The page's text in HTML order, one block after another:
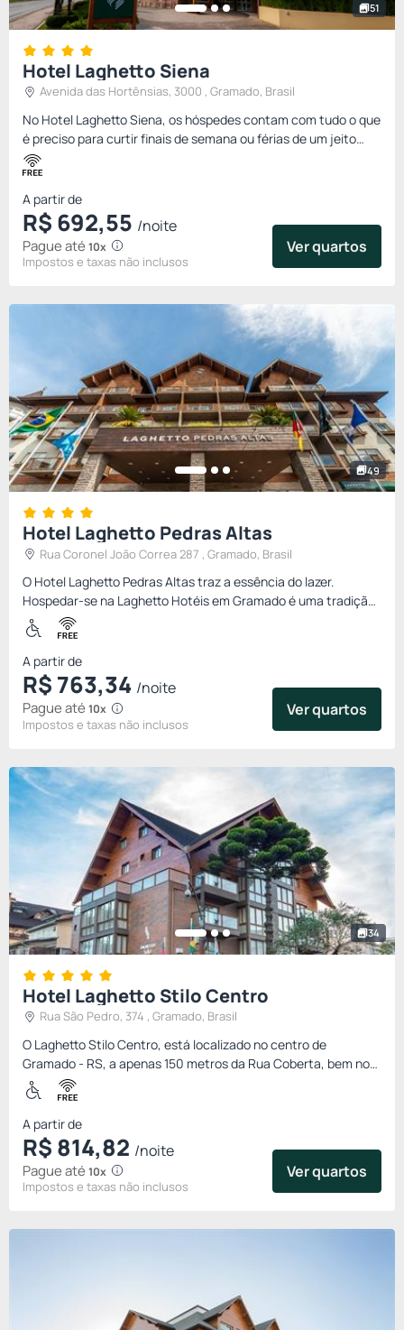
51
Hotel Laghetto Siena
Avenida das Hortênsias, 3000 , Gramado, Brasil
No Hotel Laghetto Siena, os hóspedes contam com tudo o que
é preciso para curtir finais de semana ou férias de um jeito
confortável e sofisticado, digno dos grandes artistas da sét...
A partir de
R$ 692,55 /noite
Impostos e taxas não inclusos
Pague até 10x Ver quartos
49
Hotel Laghetto Pedras Altas
Rua Coronel João Correa 287 , Gramado, Brasil
O Hotel Laghetto Pedras Altas traz a essência do lazer.
Hospedar-se na Laghetto Hotéis em Gramado é uma tradição
para milhares de famílias que visitam a cidade, primamos pela
quali...
A partir de
R$ 763,34 /noite
Impostos e taxas não inclusos
Pague até 10x Ver quartos
34
Hotel Laghetto Stilo Centro
Rua São Pedro, 374 , Gramado, Brasil
O Laghetto Stilo Centro, está localizado no centro de
Gramado - RS, a apenas 150 metros da Rua Coberta, bem no
coração da cidade. Com fácil acesso ao centro de Gramado e
aos princi...
A partir de
R$ 814,82 /noite
Impostos e taxas não inclusos
Pague até 10x Ver quartos